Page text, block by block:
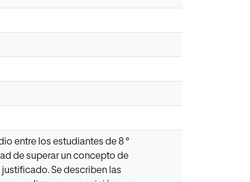
entre los estudiantes de 8 °
de superar un concepto de
Se describen las